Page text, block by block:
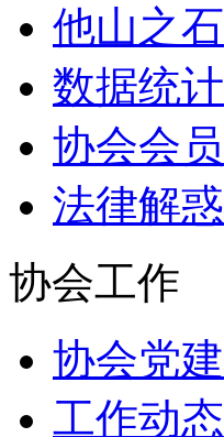
他山之石
数据统计
协会会员
法律解惑
协会工作
协会党建
工作动态